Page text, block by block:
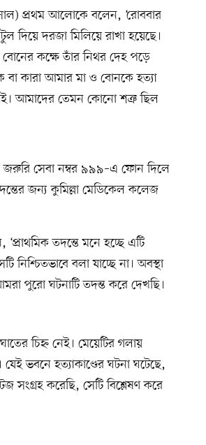
প্রথম আলোকে বলেন, ‘রোববার
দিয়ে দরজা মিলিয়ে রাখা হয়েছে।
কক্ষে তাঁর নিথর দেহ পড়ে
কারা আমার মা ও বোনকে হত্যা
আমাদের তেমন কোনো শত্রু ছিল
সেবা নম্বর ৯৯৯–এ ফোন দিলে
জন্য কুমিল্লা মেডিকেল কলেজ
তদন্তে মনে হচ্ছে এটি
নিশ্চিতভাবে বলা যাচ্ছে না। অবস্থা
পুরো ঘটনাটি তদন্ত করে দেখছি।
চিহ্ন নেই। মেয়েটির গলায়
ভবনে হত্যাকাণ্ডের ঘটনা ঘটেছে,
সংগ্রহ করেছি, সেটি বিশ্লেষণ করে